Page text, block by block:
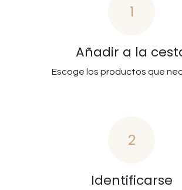
1
Añadir a la
Escoge los productos que
2
Identificarse